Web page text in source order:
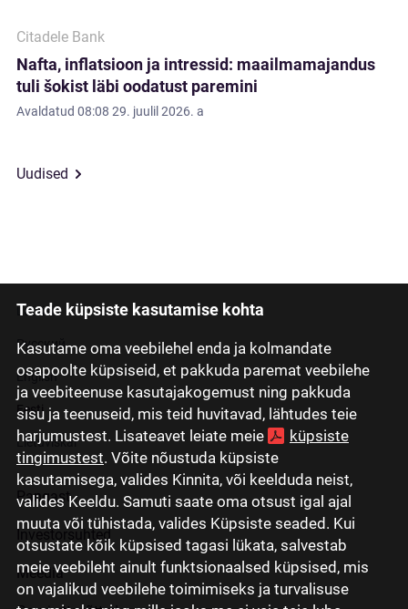
Teade küpsiste kasutamise kohta
Kasutame oma veebilehel enda ja kolmandate
osapoolte küpsiseid, et pakkuda paremat veebilehe
ja veebiteenuse kasutajakogemust ning pakkuda
sisu ja teenuseid, mis teid huvitavad, lähtudes teie
harjumustest. Lisateavet leiate meie
küpsiste
tingimustest. Võite nõustuda küpsiste
kasutamisega, valides Kinnita, või keelduda neist,
valides Keeldu. Samuti saate oma otsust igal ajal
muuta või tühistada, valides Küpsiste seaded. Kui
otsustate kõik küpsised tagasi lükata, salvestab
meie veebileht ainult funktsionaalsed küpsised, mis
on vajalikud veebilehe toimimiseks ja turvalisuse
Citadele Bank
Nafta, inflatsioon ja intressid: maailmamajandus
tuli šokist läbi oodatust paremini
Avaldatud 08:08 29. juulil 2026. a
Uudised
Latviski
Русский
English
Eesti
Lietuviškai
Pangast
Investorsuhted
Meedia